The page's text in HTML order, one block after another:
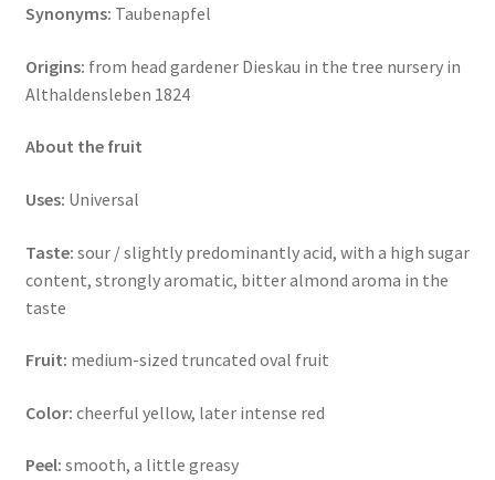
Synonyms: Taubenapfel
Origins: from head gardener Dieskau in the tree nursery in
Althaldensleben 1824
About the fruit
Uses: Universal
Taste: sour / slightly predominantly acid, with a high sugar
content, strongly aromatic, bitter almond aroma in the
taste
Fruit: medium-sized truncated oval fruit
Color: cheerful yellow, later intense red
Peel: smooth, a little greasy